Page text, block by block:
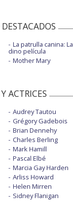
La patrulla canina: La
dino película
Mother Mary
ACTRICES
Audrey Tautou
Grégory Gadebois
Brian Dennehy
Charles Berling
Mark Hamill
Pascal Elbé
Marcia Gay Harden
Arliss Howard
Helen Mirren
Sidney Flanigan